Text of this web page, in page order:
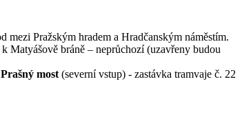
mezi Pražským hradem a Hradčanským náměstím.
Matyášově bráně – neprůchozí (uzavřeny budou
most(severní vstup) - zastávka tramvaje č. 22